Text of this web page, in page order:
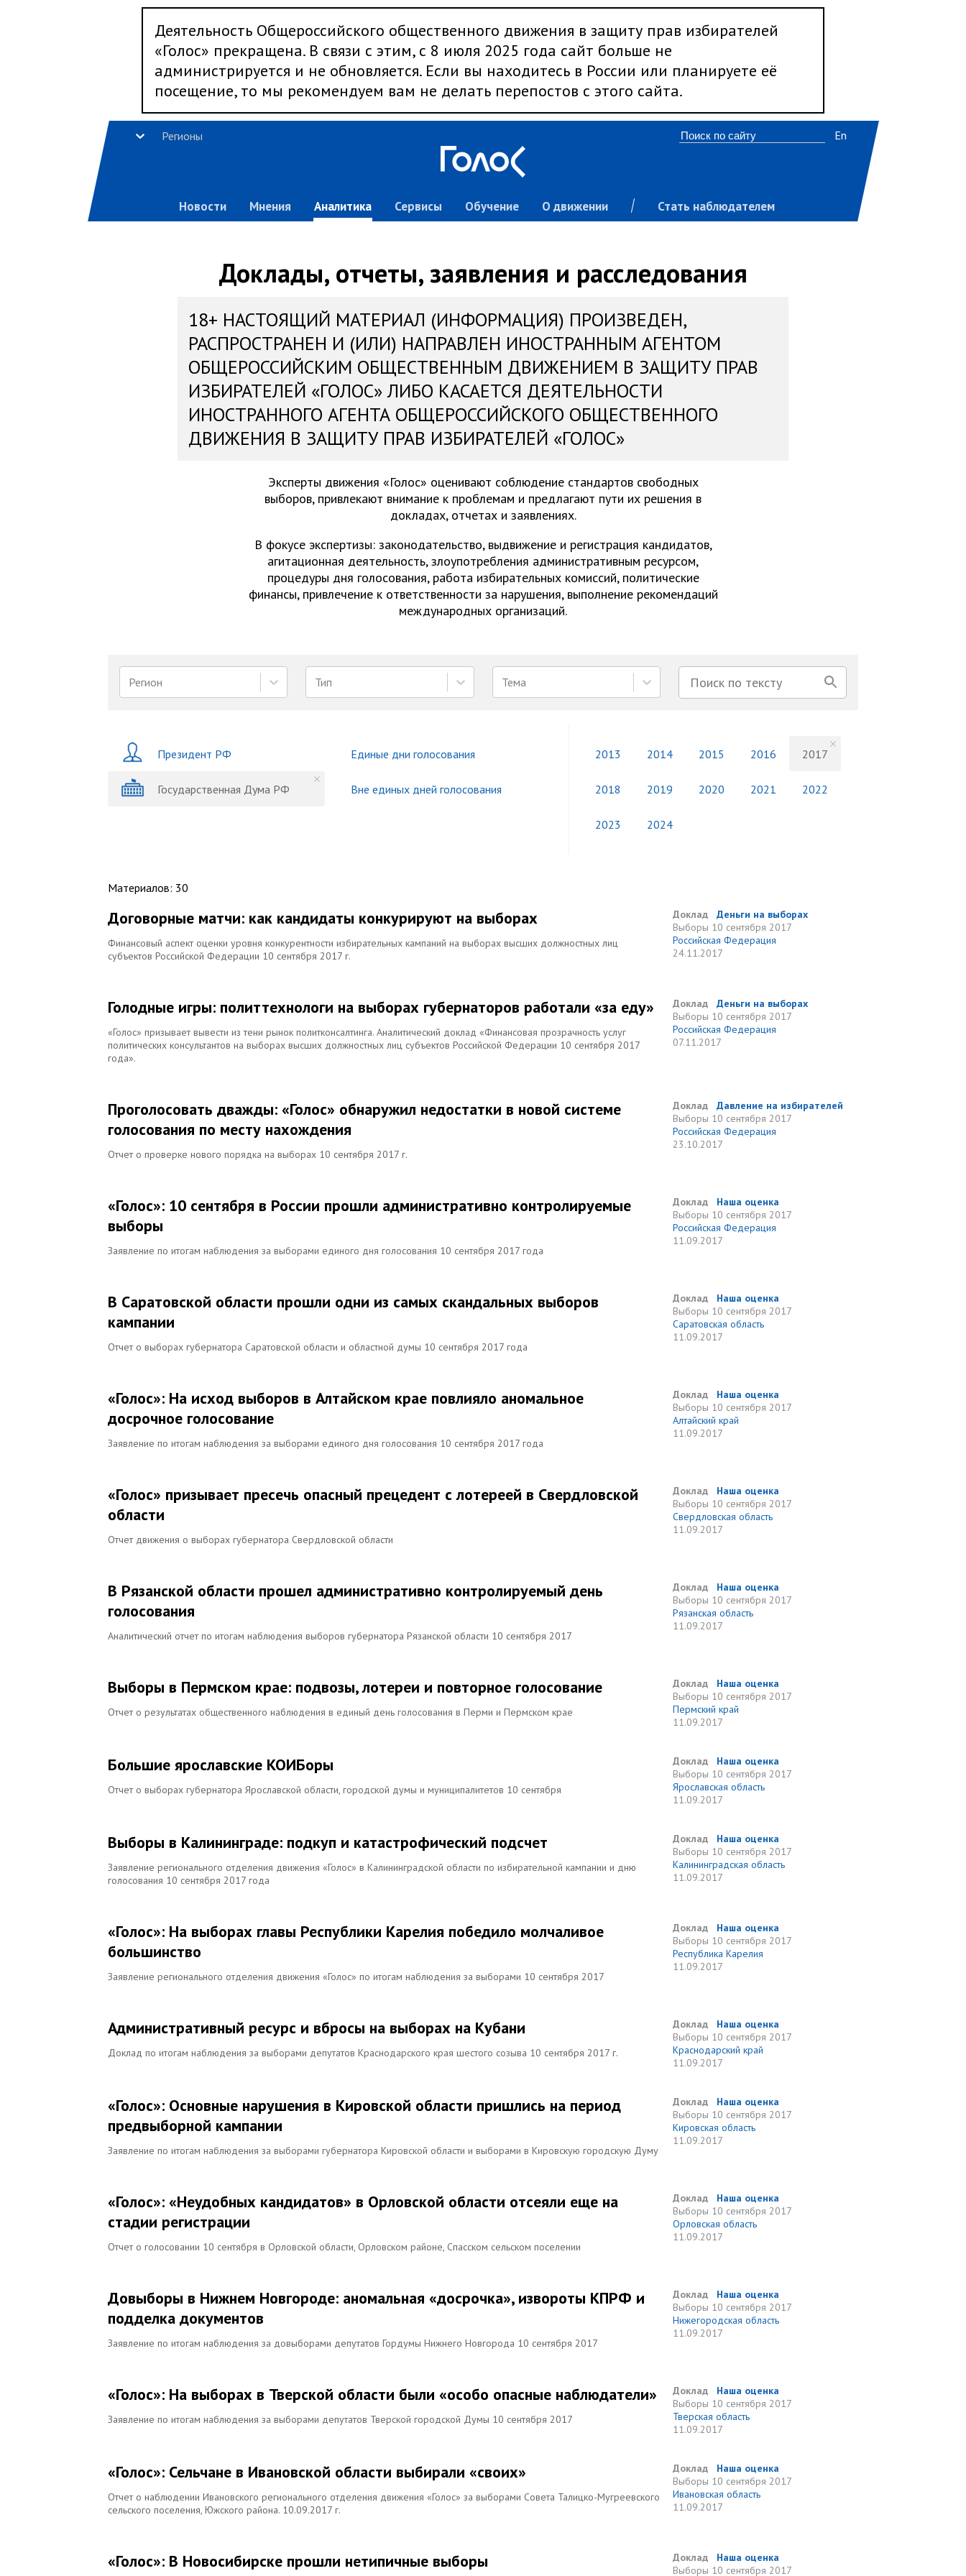
Деятельность Общероссийского общественного движения в защиту прав избирателей
«Голос» прекращена. В связи с этим, с 8 июля 2025 года сайт больше не
администрируется и не обновляется. Если вы находитесь в России или планируете её
посещение, то мы рекомендуем вам не делать перепостов с этого сайта.
Регионы
Новости Мнения Аналитика Сервисы Обучение О движении Стать наблюдателем
En
Доклады, отчеты, заявления и расследования
18+ НАСТОЯЩИЙ МАТЕРИАЛ (ИНФОРМАЦИЯ) ПРОИЗВЕДЕН,
РАСПРОСТРАНЕН И (ИЛИ) НАПРАВЛЕН ИНОСТРАННЫМ АГЕНТОМ
ОБЩЕРОССИЙСКИМ ОБЩЕСТВЕННЫМ ДВИЖЕНИЕМ В ЗАЩИТУ ПРАВ
ИЗБИРАТЕЛЕЙ «ГОЛОС» ЛИБО КАСАЕТСЯ ДЕЯТЕЛЬНОСТИ
ИНОСТРАННОГО АГЕНТА ОБЩЕРОССИЙСКОГО ОБЩЕСТВЕННОГО
ДВИЖЕНИЯ В ЗАЩИТУ ПРАВ ИЗБИРАТЕЛЕЙ «ГОЛОС»
Эксперты движения «Голос» оценивают соблюдение стандартов свободных
выборов, привлекают внимание к проблемам и предлагают пути их решения в
докладах, отчетах и заявлениях.
В фокусе экспертизы: законодательство, выдвижение и регистрация кандидатов,
агитационная деятельность, злоупотребления административным ресурсом,
процедуры дня голосования, работа избирательных комиссий, политические
финансы, привлечение к ответственности за нарушения, выполнение рекомендаций
международных организаций.
Регион Тип Тема
Президент РФ
Государственная Дума РФ
Единые дни голосования
Вне единых дней голосования
2013 2014 2015 2016 2017
2018 2019 2020 2021 2022
2023 2024
Материалов: 30
Договорные матчи: как кандидаты конкурируют на выборах
Финансовый аспект оценки уровня конкурентности избирательных кампаний на выборах высших должностных лиц
субъектов Российской Федерации 10 сентября 2017 г.
Доклад
Деньги на выборах
Выборы 10 сентября 2017
Российская Федерация
24.11.2017
Голодные игры: политтехнологи на выборах губернаторов работали «за еду»
«Голос» призывает вывести из тени рынок политконсалтинга. Аналитический доклад «Финансовая прозрачность услуг
политических консультантов на выборах высших должностных лиц субъектов Российской Федерации 10 сентября 2017
года».
Доклад
Деньги на выборах
Выборы 10 сентября 2017
Российская Федерация
07.11.2017
Проголосовать дважды: «Голос» обнаружил недостатки в новой системе
голосования по месту нахождения
Отчет о проверке нового порядка на выборах 10 сентября 2017 г.
Доклад
Давление на избирателей
Выборы 10 сентября 2017
Российская Федерация
23.10.2017
«Голос»: 10 сентября в России прошли административно контролируемые
выборы
Заявление по итогам наблюдения за выборами единого дня голосования 10 сентября 2017 года
Доклад
Наша оценка
Выборы 10 сентября 2017
Российская Федерация
11.09.2017
В Саратовской области прошли одни из самых скандальных выборов
кампании
Отчет о выборах губернатора Саратовской области и областной думы 10 сентября 2017 года
Доклад
Наша оценка
Выборы 10 сентября 2017
Саратовская область
11.09.2017
«Голос»: На исход выборов в Алтайском крае повлияло аномальное
досрочное голосование
Заявление по итогам наблюдения за выборами единого дня голосования 10 сентября 2017 года
Доклад
Наша оценка
Выборы 10 сентября 2017
Алтайский край
11.09.2017
«Голос» призывает пресечь опасный прецедент с лотереей в Свердловской
области
Отчет движения о выборах губернатора Свердловской области
Доклад
Наша оценка
Выборы 10 сентября 2017
Свердловская область
11.09.2017
В Рязанской области прошел административно контролируемый день
голосования
Аналитический отчет по итогам наблюдения выборов губернатора Рязанской области 10 сентября 2017
Доклад
Наша оценка
Выборы 10 сентября 2017
Рязанская область
11.09.2017
Выборы в Пермском крае: подвозы, лотереи и повторное голосование
Отчет о результатах общественного наблюдения в единый день голосования в Перми и Пермском крае
Доклад
Наша оценка
Выборы 10 сентября 2017
Пермский край
11.09.2017
Большие ярославские КОИБоры
Отчет о выборах губернатора Ярославской области, городской думы и муниципалитетов 10 сентября
Доклад
Наша оценка
Выборы 10 сентября 2017
Ярославская область
11.09.2017
Выборы в Калининграде: подкуп и катастрофический подсчет
Заявление регионального отделения движения «Голос» в Калининградской области по избирательной кампании и дню
голосования 10 сентября 2017 года
Доклад
Наша оценка
Выборы 10 сентября 2017
Калининградская область
11.09.2017
«Голос»: На выборах главы Республики Карелия победило молчаливое
большинство
Заявление регионального отделения движения «Голос» по итогам наблюдения за выборами 10 сентября 2017
Доклад
Наша оценка
Выборы 10 сентября 2017
Республика Карелия
11.09.2017
Административный ресурс и вбросы на выборах на Кубани
Доклад по итогам наблюдения за выборами депутатов Краснодарского края шестого созыва 10 сентября 2017 г.
Доклад
Наша оценка
Выборы 10 сентября 2017
Краснодарский край
11.09.2017
«Голос»: Основные нарушения в Кировской области пришлись на период
предвыборной кампании
Заявление по итогам наблюдения за выборами губернатора Кировской области и выборами в Кировскую городскую Думу
Доклад
Наша оценка
Выборы 10 сентября 2017
Кировская область
11.09.2017
«Голос»: «Неудобных кандидатов» в Орловской области отсеяли еще на
стадии регистрации
Отчет о голосовании 10 сентября в Орловской области, Орловском районе, Спасском сельском поселении
Доклад
Наша оценка
Выборы 10 сентября 2017
Орловская область
11.09.2017
Довыборы в Нижнем Новгороде: аномальная «досрочка», извороты КПРФ и
подделка документов
Заявление по итогам наблюдения за довыборами депутатов Гордумы Нижнего Новгорода 10 сентября 2017
Доклад
Наша оценка
Выборы 10 сентября 2017
Нижегородская область
11.09.2017
«Голос»: На выборах в Тверской области были «особо опасные наблюдатели»
Заявление по итогам наблюдения за выборами депутатов Тверской городской Думы 10 сентября 2017
Доклад
Наша оценка
Выборы 10 сентября 2017
Тверская область
11.09.2017
«Голос»: Сельчане в Ивановской области выбирали «своих»
Отчет о наблюдении Ивановского регионального отделения движения «Голос» за выборами Совета Талицко-Мугреевского
сельского поселения, Южского района. 10.09.2017 г.
Доклад
Наша оценка
Выборы 10 сентября 2017
Ивановская область
11.09.2017
«Голос»: В Новосибирске прошли нетипичные выборы Доклад
Наша оценка
Выборы 10 сентября 2017